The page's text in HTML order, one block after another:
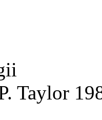
Taylor